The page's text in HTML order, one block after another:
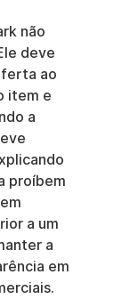
não
deve
ao
item e
a
proíbem
a um
a
em